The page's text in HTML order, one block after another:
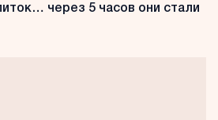
через 5 часов они стали